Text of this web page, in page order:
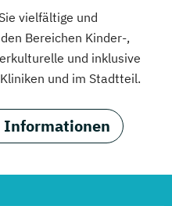
vielfältige und
Bereichen Kinder-,
und inklusive
und im Stadtteil.